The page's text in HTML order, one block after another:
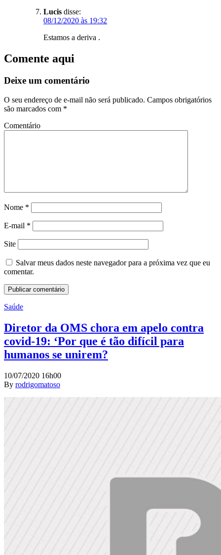
Lucis disse:
08/12/2020 às 19:32
Estamos a deriva .
Comente aqui
Deixe um comentário
O seu endereço de e-mail não será publicado. Campos obrigatórios
são marcados com *
Comentário
Nome *
E-mail *
Site
Salvar meus dados neste navegador para a próxima vez que eu
comentar.
Saúde
Diretor da OMS chora em apelo contra
covid-19: ‘Por que é tão difícil para
humanos se unirem?
10/07/2020 16h00
By rodrigomatoso